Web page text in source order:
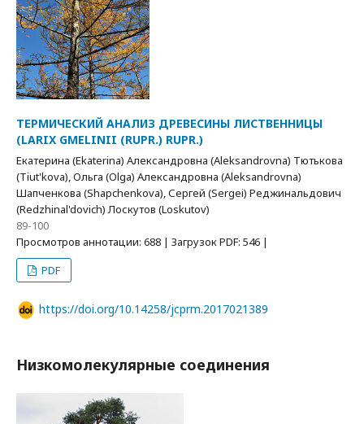
ТЕРМИЧЕСКИЙ АНАЛИЗ ДРЕВЕСИНЫ ЛИСТВЕННИЦЫ
(LARIX GMELINII (RUPR.) RUPR.)
Екатерина (Ekaterina) Александровна (Aleksandrovna) Тютькова
(Tiut'kova), Ольга (Olga) Александровна (Aleksandrovna)
Шапченкова (Shapchenkova), Сергей (Sergei) Реджинальдович
(Redzhinal'dovich) Лоскутов (Loskutov)
89-100
Просмотров аннотации: 688 | Загрузок PDF: 546 |
PDF
https://doi.org/10.14258/jcprm.2017021389
Низкомолекулярные соединения